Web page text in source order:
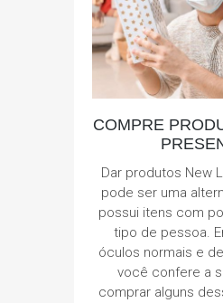
COMPRE
Dar produtos New
pode ser uma
possui itens com
tipo de pessoa.
óculos normais e
você confere a
comprar alguns